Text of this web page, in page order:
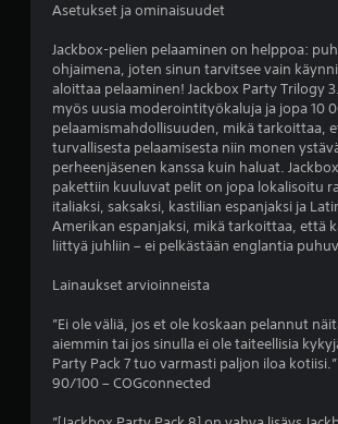
Asetukset ja ominaisuudet
Jackbox-pelien pelaaminen on helppoa:
ohjaimena, joten sinun tarvitsee vain
aloittaa pelaaminen! Jackbox Party Trilogy
myös uusia moderointityökaluja ja jopa 10
pelaamismahdollisuuden, mikä tarkoittaa,
turvallisesta pelaamisesta niin monen
perheenjäsenen kanssa kuin haluat.
pakettiin kuuluvat pelit on jopa lokalisoitu
italiaksi, saksaksi, kastilian espanjaksi ja
Amerikan espanjaksi, mikä tarkoittaa, että
liittyä juhliin – ei pelkästään englantia
Lainaukset arvioinneista
”Ei ole väliä, jos et ole koskaan pelannut
aiemmin tai jos sinulla ei ole taiteellisia
Party Pack 7 tuo varmasti paljon iloa kotiisi.”
90/100 – COGconnected